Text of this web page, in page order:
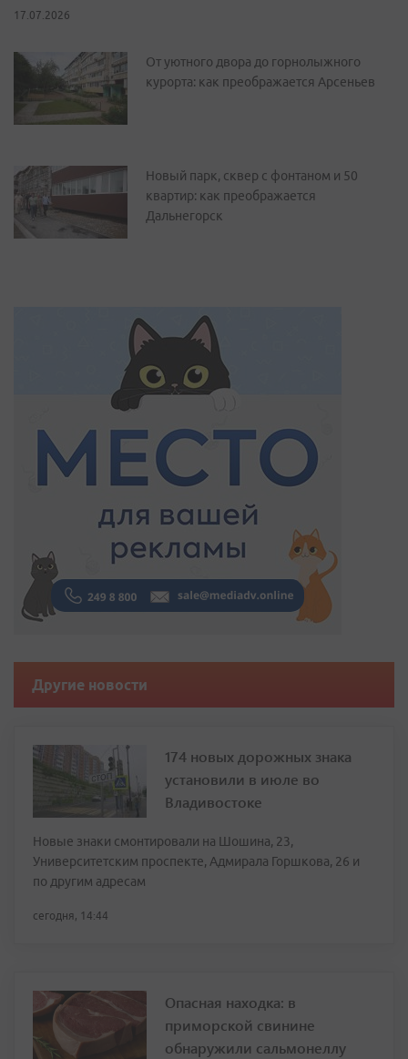
17.07.2026
От уютного двора до горнолыжного
курорта: как преображается Арсеньев
Новый парк, сквер с фонтаном и 50
квартир: как преображается
Дальнегорск
Другие новости
174 новых дорожных знака
установили в июле во
Владивостоке
Новые знаки смонтировали на Шошина, 23,
Университетским проспекте, Адмирала Горшкова, 26 и
по другим адресам
сегодня, 14:44
Опасная находка: в
приморской свинине
обнаружили сальмонеллу